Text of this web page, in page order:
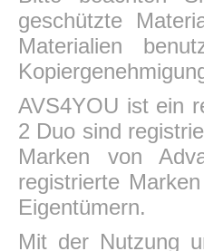
geschützte
Materialien
AVS4YOU ist ein
2 Duo sind
Marken von
registrierte
Eigentümern.
Mit der Nutzung